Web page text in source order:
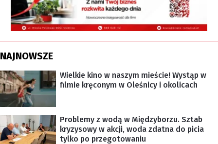
NAJNOWSZE
Wielkie kino w naszym mieście! Wystąp w
filmie kręconym w Oleśnicy i okolicach
Problemy z wodą w Międzyborzu. Sztab
kryzysowy w akcji, woda zdatna do picia
tylko po przegotowaniu